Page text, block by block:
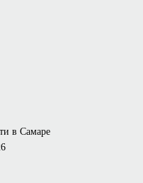
в Самаре